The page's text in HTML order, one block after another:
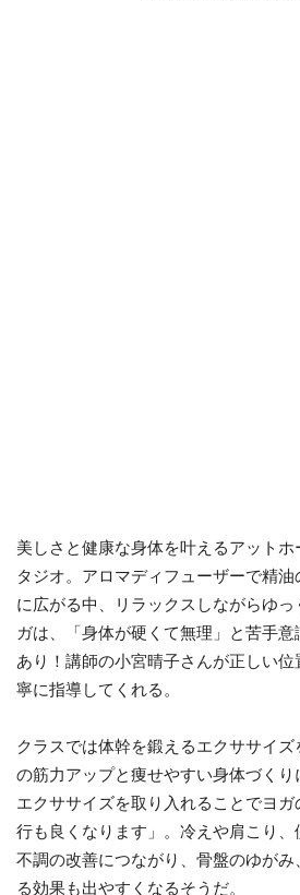
美しさと健康な身体を叶えるアット
タジオ。アロマディフューザーで精
に広がる中、リラックスしながらゆっ
ガは、「身体が硬くて無理」と苦手
あり！講師の小宮晴子さんが正しい
寧に指導してくれる。
クラスでは体幹を鍛えるエクササイ
の筋力アップと痩せやすい身体づくり
エクササイズを取り入れることでヨガ
行も良くなります」。冷えや肩こり
不調の改善につながり、骨盤のゆがみ
る効果も出やすくなるそうだ。